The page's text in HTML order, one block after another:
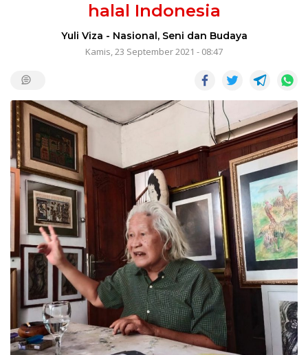
halal Indonesia
Yuli Viza - Nasional, Seni dan Budaya
Kamis, 23 September 2021 - 08:47